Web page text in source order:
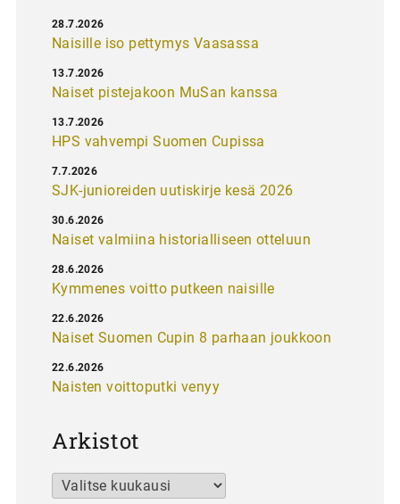
Naisille iso pettymys Vaasassa
28.7.2026
Naiset pistejakoon MuSan kanssa
13.7.2026
HPS vahvempi Suomen Cupissa
13.7.2026
SJK-junioreiden uutiskirje kesä 2026
7.7.2026
Naiset valmiina historialliseen otteluun
30.6.2026
Kymmenes voitto putkeen naisille
28.6.2026
Naiset Suomen Cupin 8 parhaan joukkoon
22.6.2026
Naisten voittoputki venyy
22.6.2026
Arkistot
Arkistot